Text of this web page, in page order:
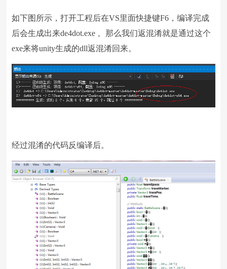
如下图所示，打开工程后在VS里面快捷键F6，编译完成
后会生成出来de4dot.exe 。那么我们返混淆就是通过这个
exe来将unity生成的dll返混淆回来。
经过混淆的代码反编译后。